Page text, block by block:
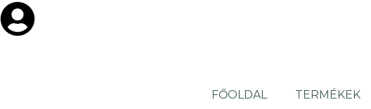
FŐOLDAL TERMÉKEK